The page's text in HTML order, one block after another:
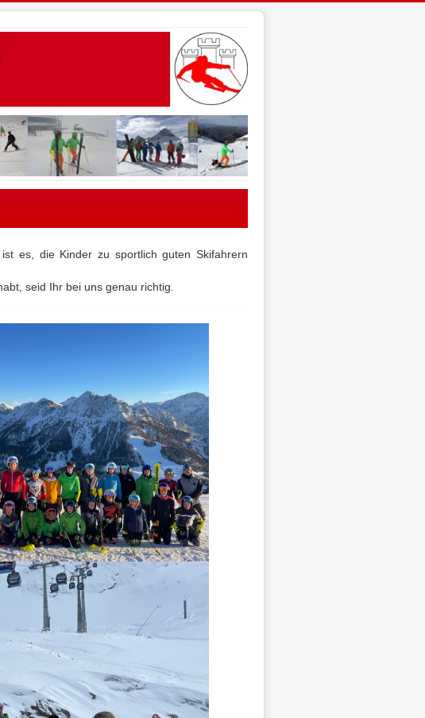
es, die Kinder zu sportlich guten Skifahrern
seid Ihr bei uns genau richtig.